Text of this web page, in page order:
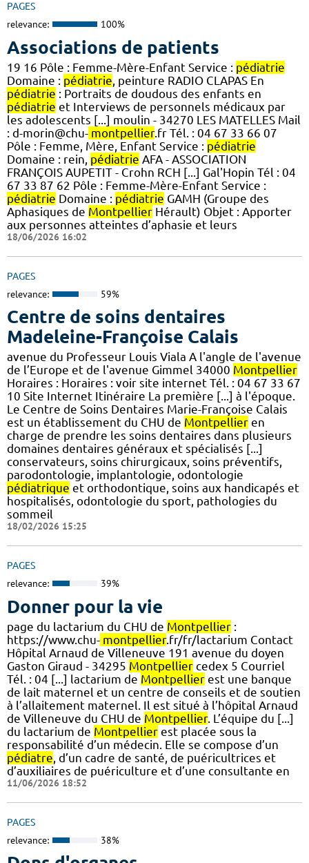
PAGES
relevance: 100%
Associations de patients
19 16 Pôle : Femme-Mère-Enfant Service : pédiatrie
Domaine : pédiatrie , peinture RADIO CLAPAS En
pédiatrie : Portraits de doudous des enfants en
pédiatrie et Interviews de personnels médicaux par
les adolescents [...] moulin - 34270 LES MATELLES Mail
: d-morin@chu- montpellier.fr Tél. : 04 67 33 66 07
Pôle : Femme, Mère, Enfant Service : pédiatrie
Domaine : rein, pédiatrie AFA - ASSOCIATION
FRANÇOIS AUPETIT - Crohn RCH [...] Gal'Hopin Tél : 04
67 33 87 62 Pôle : Femme-Mère-Enfant Service :
pédiatrie Domaine : pédiatrie GAMH (Groupe des
Aphasiques de Montpellier Hérault) Objet : Apporter
aux personnes atteintes d’aphasie et leurs
18/06/2026 16:02
PAGES
relevance: 59%
Centre de soins dentaires
Madeleine-Françoise Calais
avenue du Professeur Louis Viala A l'angle de l'avenue
de l’Europe et de l'avenue Gimmel 34000 Montpellier
Horaires : Horaires : voir site internet Tél. : 04 67 33 67
10 Site Internet Itinéraire La première [...] à l'époque.
Le Centre de Soins Dentaires Marie-Françoise Calais
est un établissement du CHU de Montpellier en
charge de prendre les soins dentaires dans plusieurs
domaines dentaires généraux et spécialisés [...]
conservateurs, soins chirurgicaux, soins préventifs,
parodontologie, implantologie, odontologie
pédiatrique et orthodontique, soins aux handicapés et
hospitalisés, odontologie du sport, pathologies du
sommeil
18/02/2026 15:25
PAGES
relevance: 39%
Donner pour la vie
page du lactarium du CHU de Montpellier :
https://www.chu- montpellier.fr/fr/lactarium Contact
Hôpital Arnaud de Villeneuve 191 avenue du doyen
Gaston Giraud - 34295 Montpellier cedex 5 Courriel
Tél. : 04 [...] lactarium de Montpellier est une banque
de lait maternel et un centre de conseils et de soutien
à l’allaitement maternel. Il est situé à l’hôpital Arnaud
de Villeneuve du CHU de Montpellier. L’équipe du [...]
du lactarium de Montpellier est placée sous la
responsabilité d’un médecin. Elle se compose d’un
pédiatre , d’un cadre de santé, de puéricultrices et
d’auxiliaires de puériculture et d’une consultante en
11/06/2026 18:52
PAGES
relevance: 38%